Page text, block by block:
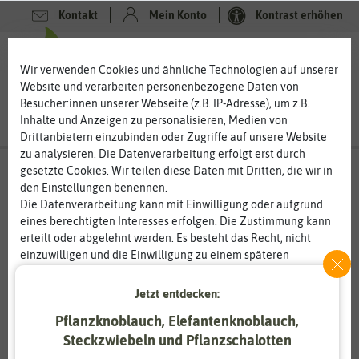
Kontakt Mein Konto Kontrast erhöhen
Wir verwenden Cookies und ähnliche Technologien auf unserer
Website und verarbeiten personenbezogene Daten von
Besucher:innen unserer Webseite (z.B. IP-Adresse), um z.B.
Inhalte und Anzeigen zu personalisieren, Medien von
Drittanbietern einzubinden oder Zugriffe auf unsere Website
zu analysieren. Die Datenverarbeitung erfolgt erst durch
gesetzte Cookies. Wir teilen diese Daten mit Dritten, die wir in
den Einstellungen benennen.
Die Datenverarbeitung kann mit Einwilligung oder aufgrund
eines berechtigten Interesses erfolgen. Die Zustimmung kann
erteilt oder abgelehnt werden. Es besteht das Recht, nicht
einzuwilligen und die Einwilligung zu einem späteren
Informationen zur Verwendung personenbezogener Daten und
Essenziell Statistik
Jetzt entdecken:
Pflanzknoblauch, Elefantenknoblauch,
Steckzwiebeln und Pflanzschalotten